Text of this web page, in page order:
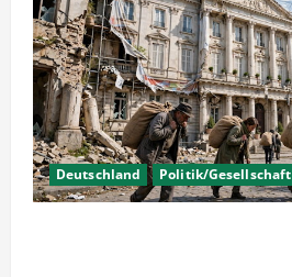
Deutschland Politik/Gesellschaft